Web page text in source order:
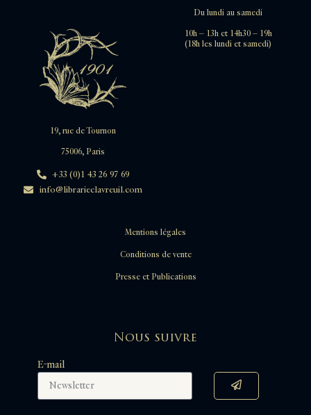
Du lundi au samedi
10h – 13h et 14h30 – 19h
(18h les lundi et samedi)
19, rue de Tournon
75006, Paris
+33 (0)1 43 26 97 69
info@librarieclavreuil.com
Mentions légales
Conditions de vente
Presse et Publications
Nous suivre
E-mail